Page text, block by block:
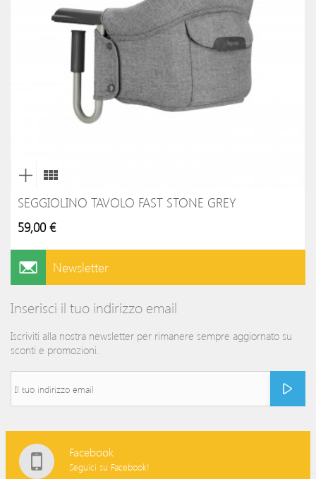
SEGGIOLINO TAVOLO FAST STONE GREY
59,00 €
Newsletter
Inserisci il tuo indirizzo email
Iscriviti alla nostra newsletter per rimanere sempre aggiornato su
sconti e promozioni.
Facebook
Seguici su Facebook!